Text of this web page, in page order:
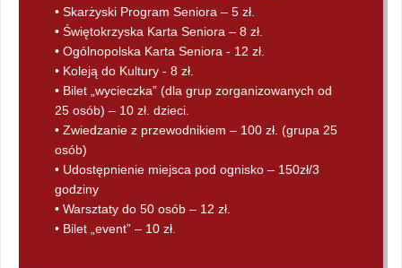
• Skarżyski Program Seniora – 5 zł.
• Świętokrzyska Karta Seniora – 8 zł.
• Ogólnopolska Karta Seniora - 12 zł.
• Koleją do Kultury - 8 zł.
• Bilet „wycieczka” (dla grup zorganizowanych od
25 osób) – 10 zł. dzieci.
• Zwiedzanie z przewodnikiem – 100 zł. (grupa 25
osób)
• Udostępnienie miejsca pod ognisko – 150zł/3
godziny
• Warsztaty do 50 osób – 12 zł.
• Bilet „event” – 10 zł.